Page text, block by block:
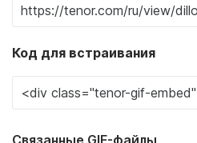
Код для встраивания